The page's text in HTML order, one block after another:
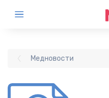
Медновости